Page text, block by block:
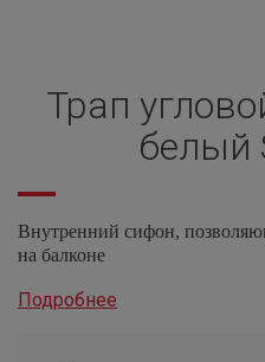
Трап
белый
Внутренний сифон,
на балконе
Подробнее